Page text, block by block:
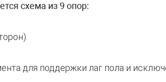
схема из 9 опор:
для поддержки лаг пола и